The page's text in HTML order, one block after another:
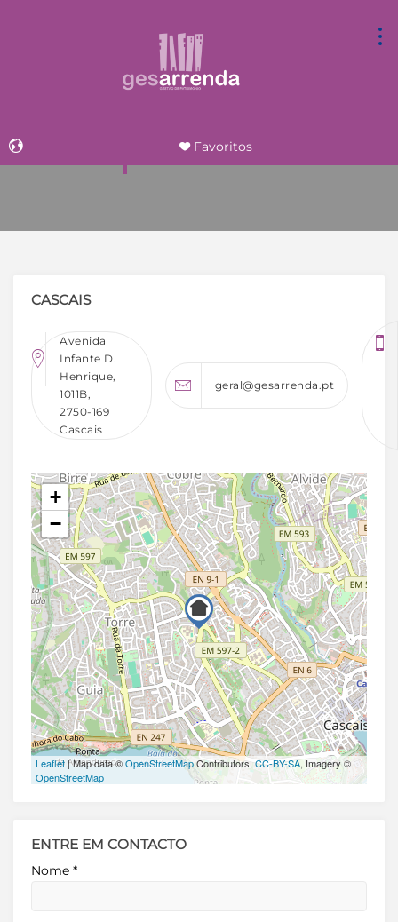
Favoritos
AGÊNCIA
CASCAIS
Avenida
Infante D.
Henrique,
1011B,
2750-169
Cascais
geral@gesarrenda.pt
+
−
Leaflet| Map data ©OpenStreetMapContributors,CC-BY-SA, Imagery ©
OpenStreetMap
ENTRE EM CONTACTO
Nome *